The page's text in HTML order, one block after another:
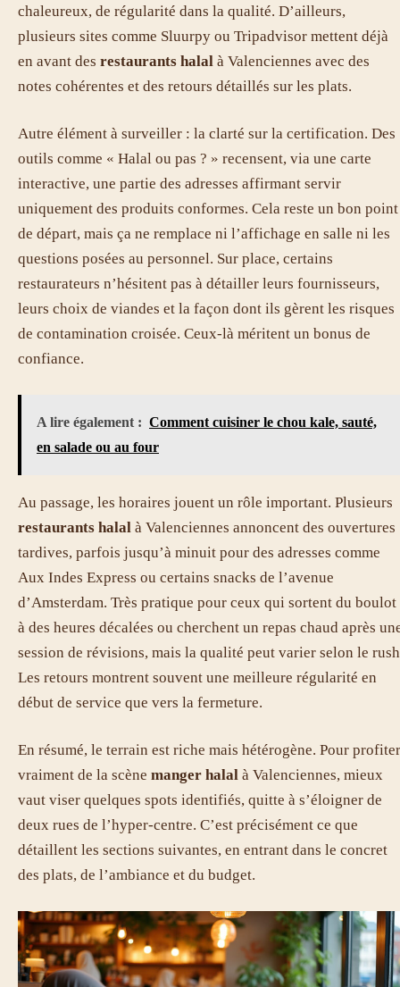
chaleureux, de régularité dans la qualité. D’ailleurs,
plusieurs sites comme Sluurpy ou Tripadvisor mettent déjà
en avant des restaurants halal à Valenciennes avec des
notes cohérentes et des retours détaillés sur les plats.
Autre élément à surveiller : la clarté sur la certification. Des
outils comme « Halal ou pas ? » recensent, via une carte
interactive, une partie des adresses affirmant servir
uniquement des produits conformes. Cela reste un bon point
de départ, mais ça ne remplace ni l’affichage en salle ni les
questions posées au personnel. Sur place, certains
restaurateurs n’hésitent pas à détailler leurs fournisseurs,
leurs choix de viandes et la façon dont ils gèrent les risques
de contamination croisée. Ceux-là méritent un bonus de
confiance.
A lire également : Comment cuisiner le chou kale, sauté,
en salade ou au four
Au passage, les horaires jouent un rôle important. Plusieurs
restaurants halal à Valenciennes annoncent des ouvertures
tardives, parfois jusqu’à minuit pour des adresses comme
Aux Indes Express ou certains snacks de l’avenue
d’Amsterdam. Très pratique pour ceux qui sortent du boulot
à des heures décalées ou cherchent un repas chaud après
session de révisions, mais la qualité peut varier selon le
Les retours montrent souvent une meilleure régularité en
début de service que vers la fermeture.
En résumé, le terrain est riche mais hétérogène. Pour profiter
vraiment de la scène manger halal à Valenciennes, mieux
vaut viser quelques spots identifiés, quitte à s’éloigner de
deux rues de l’hyper-centre. C’est précisément ce que
détaillent les sections suivantes, en entrant dans le concret
des plats, de l’ambiance et du budget.